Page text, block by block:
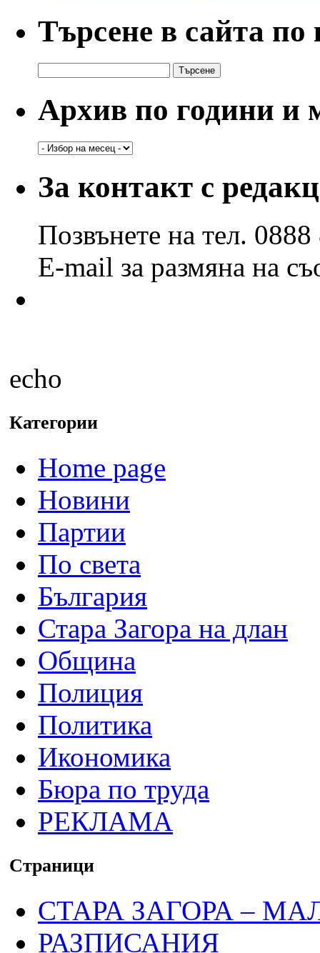
Търсене в сайта
за:
Архив по години и
Архив
и
месеци
За контакт с
Позвънете на тел.
E-mail за размяна на
echo
Категории
Home page
Новини
Партии
По света
България
Стара Загора на длан
Община
Полиция
Политика
Икономика
Бюра по труда
РЕКЛАМА
Страници
СТАРА ЗАГОРА –
РАЗПИСАНИЯ